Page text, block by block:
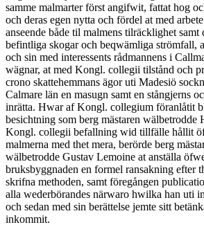
samme malmarter först angifwit, fattat hog
och deras egen nytta och fördel at med
anseende både til malmens tilräcklighet samt
befintliga skogar och beqwämliga strömfall,
och sin med interessents rådmannens i
wägnar, at med Kongl. collegii tilstånd och
crono skattehemmans ägor uti Madesiö
Calmare län en masugn samt en stångjerns
inrätta. Hwar af Kongl. collegium föranlåtit
besichtning som berg mästaren wälbetrodde
Kongl. collegii befallning wid tillfälle hållit
malmerna med thet mera, berörde berg
wälbetrodde Gustav Lemoine at anställa
bruksbyggnaden en formel ransakning efter
skrifna methoden, samt föregången
alla wederbörandes närwaro hwilka han uti
och sedan med sin berättelse jemte sitt
inkommit.